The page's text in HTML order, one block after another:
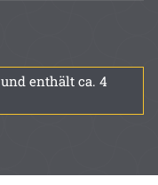
und enthält ca. 4